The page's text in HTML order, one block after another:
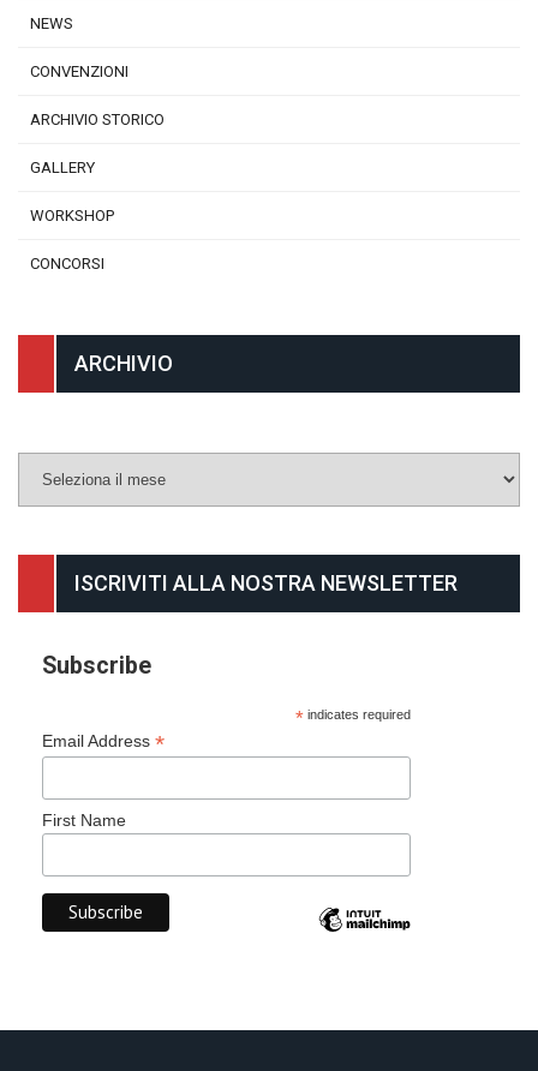
NEWS
CONVENZIONI
ARCHIVIO STORICO
GALLERY
WORKSHOP
CONCORSI
ARCHIVIO
ISCRIVITI ALLA NOSTRA NEWSLETTER
Subscribe
* indicates required
Email Address *
First Name